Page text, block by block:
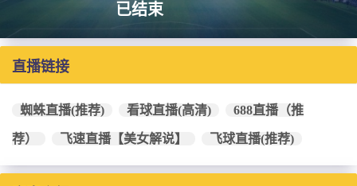
已结束
直播链接
蜘蛛直播(推荐) 看球直播(高清) 688直播（推
荐） 飞速直播【美女解说】 飞球直播(推荐)